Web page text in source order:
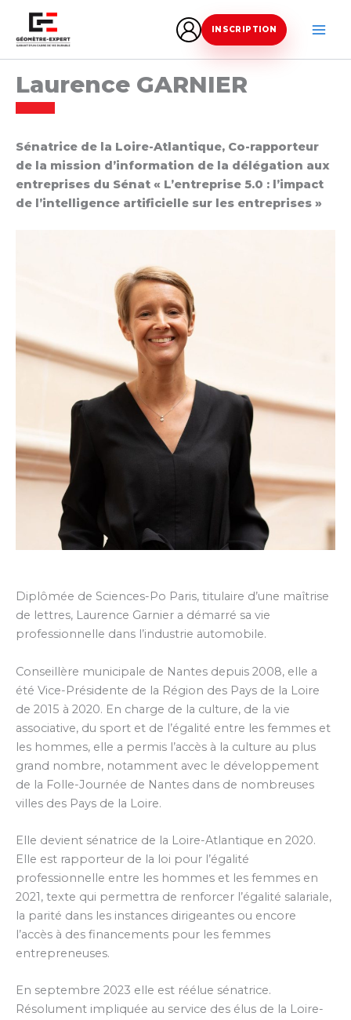
contenu
INSCRIPTION
Laurence GARNIER
Sénatrice de la Loire-Atlantique, Co-rapporteur
de la mission d’information de la délégation aux
entreprises du Sénat « L’entreprise 5.0 : l’impact
de l’intelligence artificielle sur les entreprises »
Diplômée de Sciences-Po Paris, titulaire d’une maîtrise
de lettres, Laurence Garnier a démarré sa vie
professionnelle dans l’industrie automobile.
Conseillère municipale de Nantes depuis 2008, elle a
été Vice-Présidente de la Région des Pays de la Loire
de 2015 à 2020. En charge de la culture, de la vie
associative, du sport et de l’égalité entre les femmes et
les hommes, elle a permis l’accès à la culture au plus
grand nombre, notamment avec le développement
de la Folle-Journée de Nantes dans de nombreuses
villes des Pays de la Loire.
Elle devient sénatrice de la Loire-Atlantique en 2020.
Elle est rapporteur de la loi pour l’égalité
professionnelle entre les hommes et les femmes en
2021, texte qui permettra de renforcer l’égalité salariale,
la parité dans les instances dirigeantes ou encore
l’accès à des financements pour les femmes
entrepreneuses.
En septembre 2023 elle est réélue sénatrice.
Résolument impliquée au service des élus de la Loire-